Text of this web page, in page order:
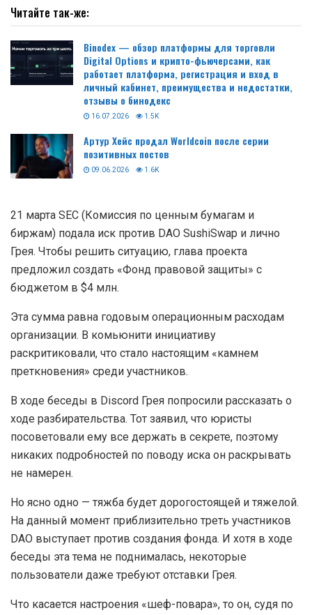
Читайте так-же:
Binodex — обзор платформы для торговли
Digital Options и крипто-фьючерсами, как
работает платформа, регистрация и вход в
личный кабинет, преимущества и недостатки,
отзывы о бинодекс
16.07.2026 1.5K
Артур Хейс продал Worldcoin после серии
позитивных постов
09.06.2026 1.6K
21 марта SEC (Комиссия по ценным бумагам и
биржам) подала иск против DAO SushiSwap и лично
Грея. Чтобы решить ситуацию, глава проекта
предложил создать «Фонд правовой защиты» с
бюджетом в $4 млн.
Эта сумма равна годовым операционным расходам
организации. В комьюнити инициативу
раскритиковали, что стало настоящим «камнем
преткновения» среди участников.
В ходе беседы в Discord Грея попросили рассказать о
ходе разбирательства. Тот заявил, что юристы
посоветовали ему все держать в секрете, поэтому
никаких подробностей по поводу иска он раскрывать
не намерен.
Но ясно одно — тяжба будет дорогостоящей и тяжелой.
На данный момент приблизительно треть участников
DAO выступает против создания фонда. И хотя в ходе
беседы эта тема не поднималась, некоторые
пользователи даже требуют отставки Грея.
Что касается настроения «шеф-повара», то он, судя по